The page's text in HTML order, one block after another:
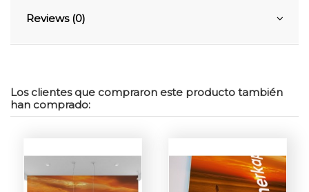
Reviews (0)
Los clientes que compraron este producto también
han comprado: